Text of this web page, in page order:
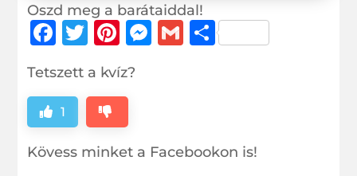
Oszd meg a barátaiddal!
F
c
e
b
o
T
it
te
r
Pi
te
r
e
st
M
g
G O
e
Tetszett a kvíz?
1
Kövess minket a Facebookon is!